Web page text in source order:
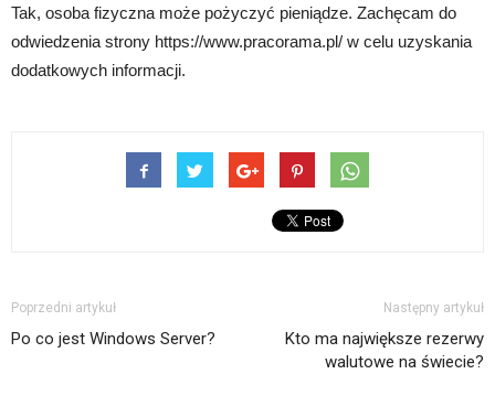
Tak, osoba fizyczna może pożyczyć pieniądze. Zachęcam do
odwiedzenia strony https://www.pracorama.pl/ w celu uzyskania
dodatkowych informacji.
Poprzedni artykuł
Po co jest Windows Server?
Następny artykuł
Kto ma największe rezerwy
walutowe na świecie?